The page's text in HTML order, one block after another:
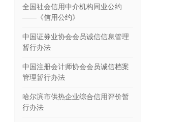
全国社会信用中介机构同业公约
——《信用公约》
中国证券业协会会员诚信信息管理
暂行办法
中国注册会计师协会会员诚信档案
管理暂行办法
哈尔滨市供热企业综合信用评价暂
行办法